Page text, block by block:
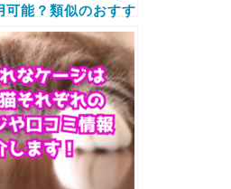
可能？類似のおすす
をご紹介します！